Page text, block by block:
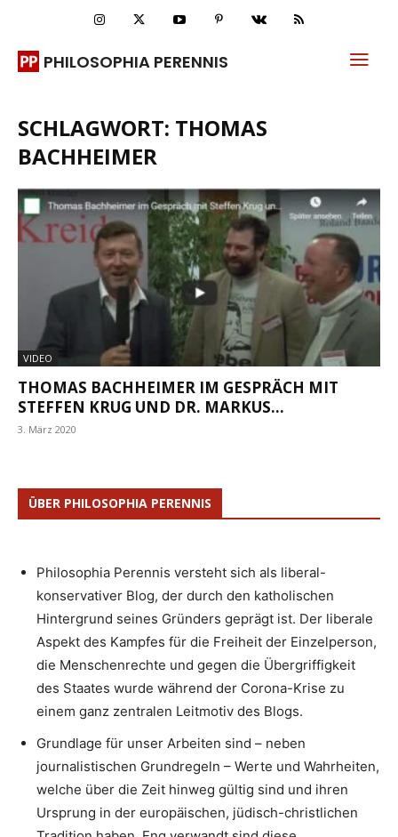
PHILOSOPHIA PERENNIS
SCHLAGWORT: THOMAS
BACHHEIMER
VIDEO
THOMAS BACHHEIMER IM GESPRÄCH MIT
STEFFEN KRUG UND DR. MARKUS...
3. März 2020
ÜBER PHILOSOPHIA PERENNIS
Philosophia Perennis versteht sich als liberal-
konservativer Blog, der durch den katholischen
Hintergrund seines Gründers geprägt ist. Der liberale
Aspekt des Kampfes für die Freiheit der Einzelperson,
die Menschenrechte und gegen die Übergriffigkeit
des Staates wurde während der Corona-Krise zu
einem ganz zentralen Leitmotiv des Blogs.
Grundlage für unser Arbeiten sind – neben
journalistischen Grundregeln – Werte und Wahrheiten,
welche über die Zeit hinweg gültig sind und ihren
Ursprung in der europäischen, jüdisch-christlichen